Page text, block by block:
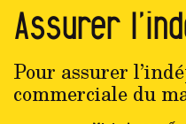
Assurer
Pour assurer
commerciale du